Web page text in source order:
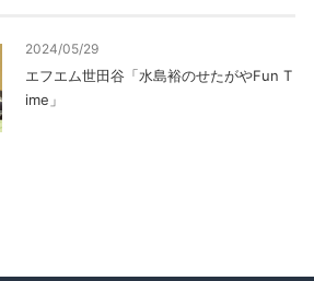
2024/05/29
エフエム世田谷「水島裕のせたがやFun T
ime」